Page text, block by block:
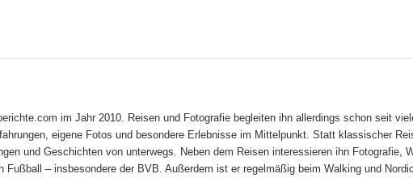
im Jahr 2010. Reisen und Fotografie begleiten ihn allerdings schon seit
eigene Fotos und besondere Erlebnisse im Mittelpunkt. Statt klassischer
und Geschichten von unterwegs. Neben dem Reisen interessieren ihn Fotografie,
Fußball – insbesondere der BVB. Außerdem ist er regelmäßig beim Walking und